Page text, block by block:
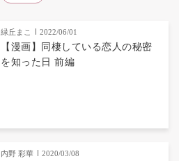
緑丘まこ 2022/06/01
【漫画】同棲している恋人の秘密
を知った日 前編
内野 彩華 2020/03/08